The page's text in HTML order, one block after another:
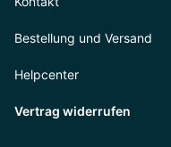
Bestellung und Versand
Helpcenter
Vertrag widerrufen